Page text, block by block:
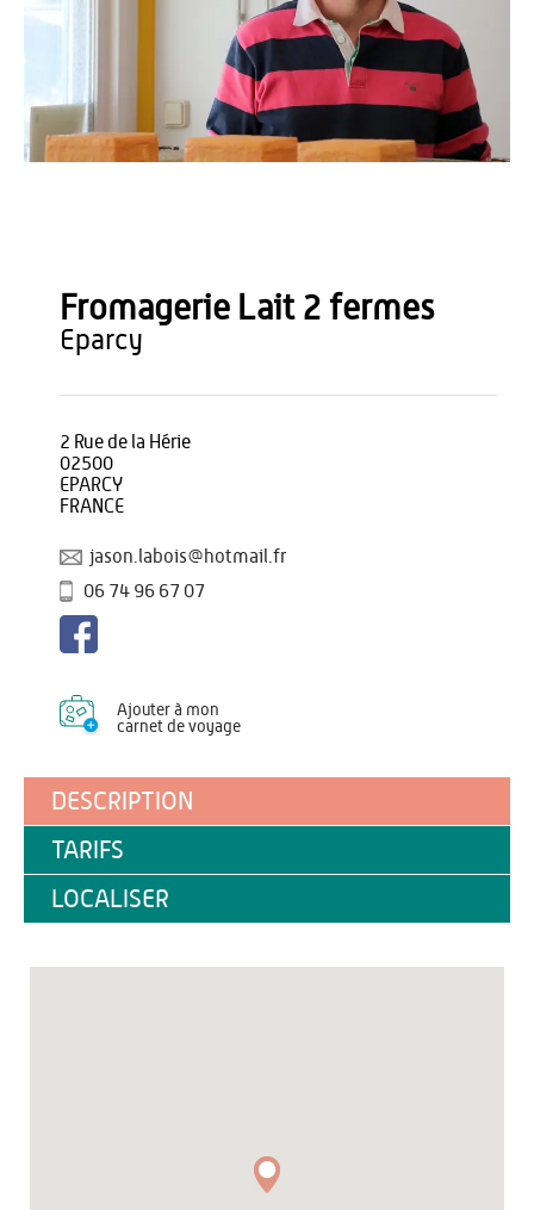
Fromagerie Lait 2 fermes
eparcy
2 Rue de la Hérie
02500
EPARCY
FRANCE
jason.labois@hotmail.fr
06 74 96 67 07
Ajouter à mon
carnet de voyage
DESCRIPTION
TARIFS
LOCALISER